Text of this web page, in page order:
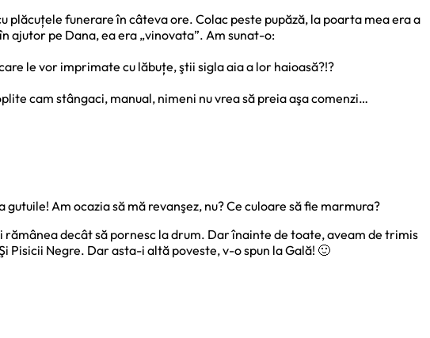
funerare în câteva ore. Colac peste pupăză, la poarta mea era a
ajutor pe Dana, ea era „vinovata”. Am sunat-o:
le vor imprimate cu lăbuțe, ştii sigla aia a lor haioasă?!?
cam stângaci, manual, nimeni nu vrea să preia aşa comenzi…
Am ocazia să mă revanşez, nu? Ce culoare să fie marmura?
decât să pornesc la drum. Dar înainte de toate, aveam de trimis
Pisicii Negre. Dar asta-i altă poveste, v-o spun la Gală! 🙂